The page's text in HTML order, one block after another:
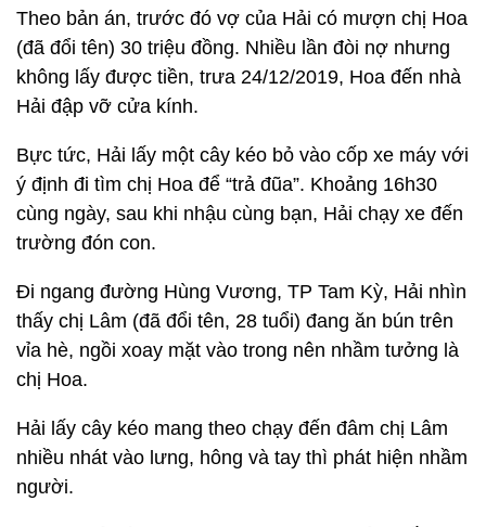
Theo bản án, trước đó vợ của Hải có mượn chị Hoa
(đã đổi tên) 30 triệu đồng. Nhiều lần đòi nợ nhưng
không lấy được tiền, trưa 24/12/2019, Hoa đến nhà
Hải đập vỡ cửa kính.
Bực tức, Hải lấy một cây kéo bỏ vào cốp xe máy với
ý định đi tìm chị Hoa để “trả đũa”. Khoảng 16h30
cùng ngày, sau khi nhậu cùng bạn, Hải chạy xe đến
trường đón con.
Đi ngang đường Hùng Vương, TP Tam Kỳ, Hải nhìn
thấy chị Lâm (đã đổi tên, 28 tuổi) đang ăn bún trên
vỉa hè, ngồi xoay mặt vào trong nên nhầm tưởng là
chị Hoa.
Hải lấy cây kéo mang theo chạy đến đâm chị Lâm
nhiều nhát vào lưng, hông và tay thì phát hiện nhầm
người.